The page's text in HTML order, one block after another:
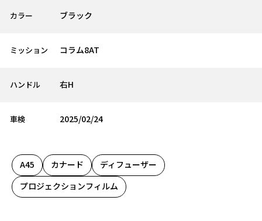
カラー ブラック
ミッション コラム8AT
ハンドル 右H
車検 2025/02/24
A45 カナード
ディフューザー
プロジェクションフィルム